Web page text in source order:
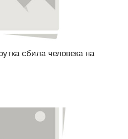
сбила человека на